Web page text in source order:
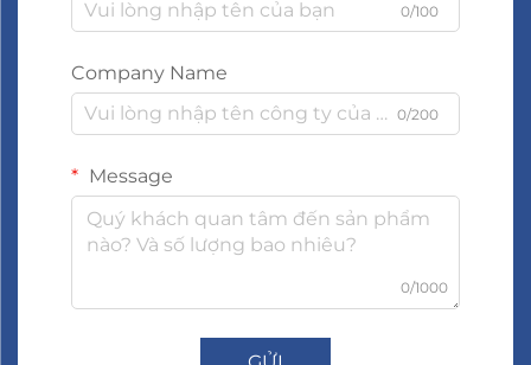
0/100
Company Name
0/200
Message
0/1000